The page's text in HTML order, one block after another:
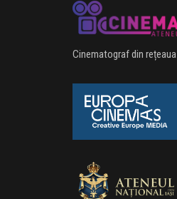
Cinematograf din rețeaua